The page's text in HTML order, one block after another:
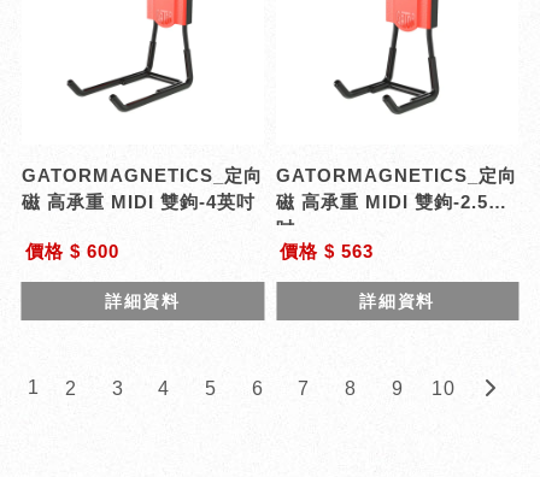
GATORMAGNETICS_定向
磁 高承重 MIDI 雙鉤-4英吋
價格 $ 600
詳細資料
GATORMAGNETICS_定向
磁 高承重 MIDI 雙鉤-2.5英
吋
價格 $ 563
詳細資料
1 2 3 4 5 6 7 8 9 10